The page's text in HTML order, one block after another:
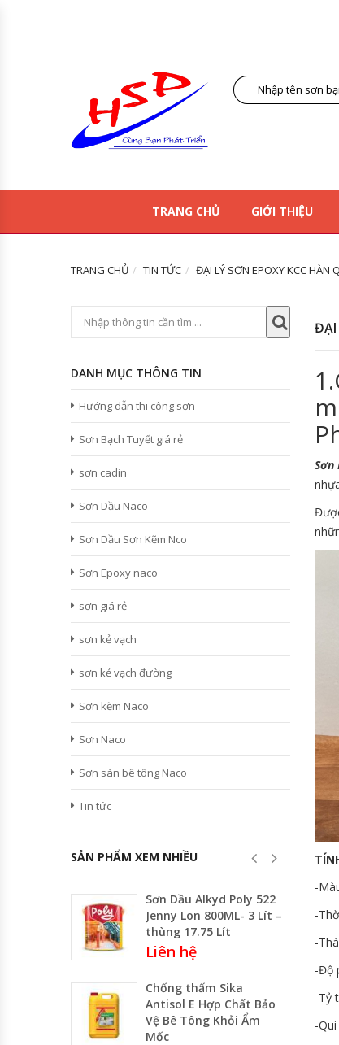
TRANG CHỦ GIỚI THIỆU
TRANG CHỦ TIN TỨC ĐẠI LÝ SƠN EPOXY KCC HÀN
ĐẠI
Sơn
-
-
-
-Độ
-Tỷ
-
DANH MỤC THÔNG TIN
Hướng dẫn thi công sơn
Sơn Bạch Tuyết giá rẻ
sơn cadin
Sơn Dầu Naco
Sơn Dầu Sơn Kẽm Nco
Sơn Epoxy naco
sơn giá rẻ
sơn kẻ vạch
sơn kẻ vạch đường
Sơn kẽm Naco
Sơn Naco
Sơn sàn bê tông Naco
Tin tức
SẢN PHẨM XEM NHIỀU
Sơn Dầu Alkyd Poly 522
Jenny Lon 800ML- 3 Lít –
thùng 17.75 Lít
Liên hệ
Chống thấm Sika
Antisol E Hợp Chất Bảo
Vệ Bê Tông Khỏi Ẩm
Mốc